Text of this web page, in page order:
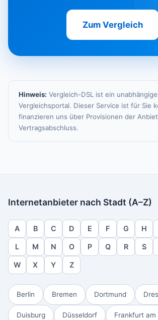
Zum Vergleich
Hinweis: Vergleich-DSL ist ein
Vergleichsportal. Dieser Service ist für Sie
finanzieren uns über Provisionen der
Vertragsabschluss.
Internetanbieter nach Stadt (A–Z)
A B C D E F G H
L M N O P Q R S
W X Y Z
Berlin Bremen Dortmund
Duisburg Düsseldorf Frankfurt am